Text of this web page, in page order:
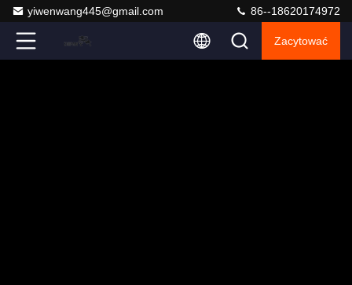
yiwenwang445@gmail.com 86--18620174972
Zacytować